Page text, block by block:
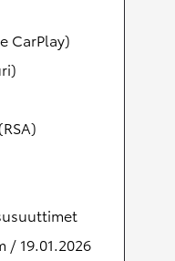
CarPlay)
/ 19.01.2026